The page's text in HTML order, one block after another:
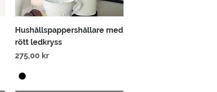
Snabbvisning
Hushållspappershållare med
rött ledkryss
Pris
275,00 kr